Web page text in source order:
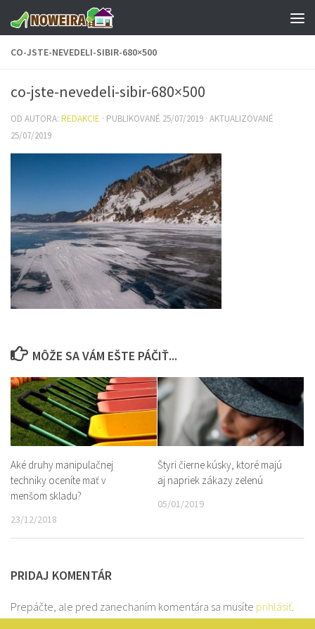
Preskočiť na obsah
CO-JSTE-NEVEDELI-SIBIR-680×500
co-jste-nevedeli-sibir-680×500
OD AUTORA: REDAKCIE · PUBLIKOVANÉ 25/07/2019 · AKTUALIZOVANÉ
25/07/2019
MÔŽE SA VÁM EŠTE PÁČIŤ...
Aké druhy manipulačnej
techniky oceníte mať v
menšom skladu?
23/12/2018
Štyri čierne kúsky, ktoré majú
aj napriek zákazy zelenú
05/01/2019
PRIDAJ KOMENTÁR
Prepáčte, ale pred zanechaním komentára sa musíte prihlásiť.